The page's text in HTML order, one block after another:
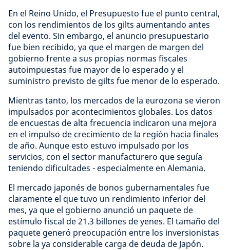
En el Reino Unido, el Presupuesto fue el punto central,
con los rendimientos de los gilts aumentando antes
del evento. Sin embargo, el anuncio presupuestario
fue bien recibido, ya que el margen de margen del
gobierno frente a sus propias normas fiscales
autoimpuestas fue mayor de lo esperado y el
suministro previsto de gilts fue menor de lo esperado.
Mientras tanto, los mercados de la eurozona se vieron
impulsados por acontecimientos globales. Los datos
de encuestas de alta frecuencia indicaron una mejora
en el impulso de crecimiento de la región hacia finales
de año. Aunque esto estuvo impulsado por los
servicios, con el sector manufacturero que seguía
teniendo dificultades - especialmente en Alemania.
El mercado japonés de bonos gubernamentales fue
claramente el que tuvo un rendimiento inferior del
mes, ya que el gobierno anunció un paquete de
estímulo fiscal de 21.3 billones de yenes. El tamaño del
paquete generó preocupación entre los inversionistas
sobre la ya considerable carga de deuda de Japón.